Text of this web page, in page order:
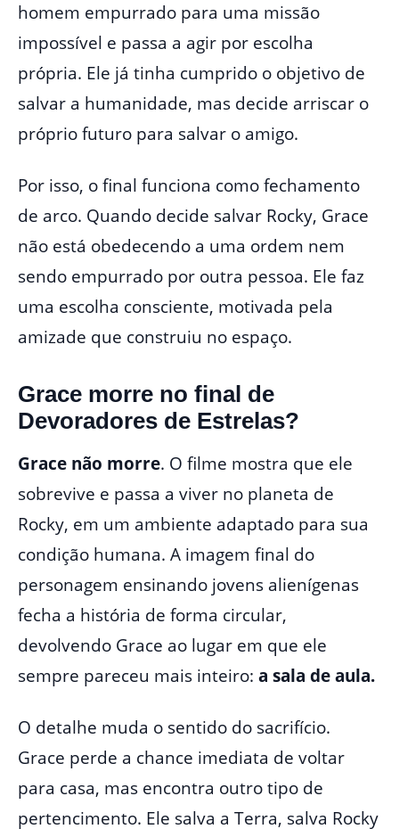
homem empurrado para uma missão
impossível e passa a agir por escolha
própria. Ele já tinha cumprido o objetivo de
salvar a humanidade, mas decide arriscar o
próprio futuro para salvar o amigo.
Por isso, o final funciona como fechamento
de arco. Quando decide salvar Rocky, Grace
não está obedecendo a uma ordem nem
sendo empurrado por outra pessoa. Ele faz
uma escolha consciente, motivada pela
amizade que construiu no espaço.
Grace morre no final de
Devoradores de Estrelas?
Grace não morre. O filme mostra que ele
sobrevive e passa a viver no planeta de
Rocky, em um ambiente adaptado para sua
condição humana. A imagem final do
personagem ensinando jovens alienígenas
fecha a história de forma circular,
devolvendo Grace ao lugar em que ele
sempre pareceu mais inteiro: a sala de aula.
O detalhe muda o sentido do sacrifício.
Grace perde a chance imediata de voltar
para casa, mas encontra outro tipo de
pertencimento. Ele salva a Terra, salva Rocky